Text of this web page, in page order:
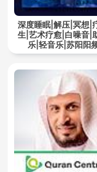
深度睡眠|解压|冥想|
生|艺术疗愈|白噪音|
乐|轻音乐|苏阳阳